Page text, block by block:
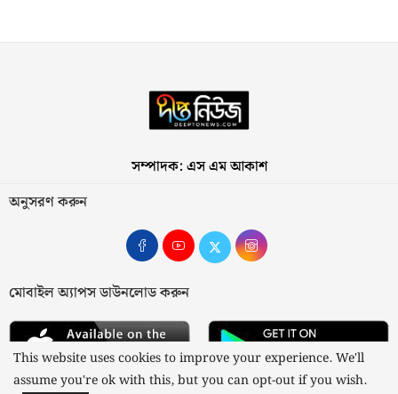
সম্পাদক: এস এম আকাশ
অনুসরণ করুন
মোবাইল অ্যাপস ডাউনলোড করুন
This website uses cookies to improve your experience. We'll
assume you're ok with this, but you can opt-out if you wish.